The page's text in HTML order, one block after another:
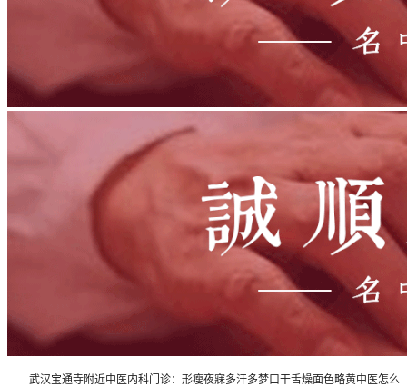
武汉宝通寺附近中医内科门诊：形瘦夜寐多汗多梦口干舌燥面色略黄中医怎么